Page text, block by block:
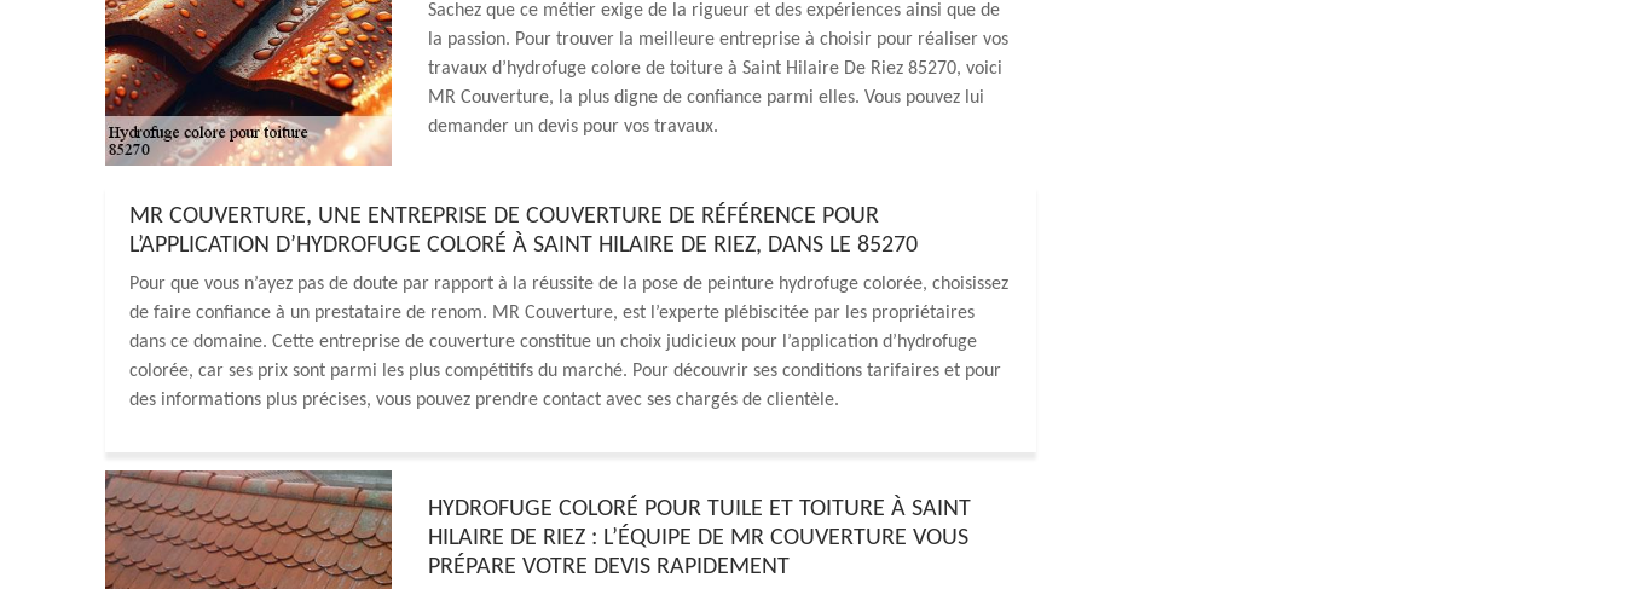
Sachez que ce métier exige de la rigueur et des expériences ainsi que de
la passion. Pour trouver la meilleure entreprise à choisir pour réaliser vos
travaux d’hydrofuge colore de toiture à Saint Hilaire De Riez 85270, voici
MR Couverture, la plus digne de confiance parmi elles. Vous pouvez lui
demander un devis pour vos travaux.
MR COUVERTURE, UNE ENTREPRISE DE COUVERTURE DE RÉFÉRENCE POUR
L’APPLICATION D’HYDROFUGE COLORÉ À SAINT HILAIRE DE RIEZ, DANS LE 85270
Pour que vous n’ayez pas de doute par rapport à la réussite de la pose de peinture hydrofuge colorée, choisissez
de faire confiance à un prestataire de renom. MR Couverture, est l’experte plébiscitée par les propriétaires
dans ce domaine. Cette entreprise de couverture constitue un choix judicieux pour l’application d’hydrofuge
colorée, car ses prix sont parmi les plus compétitifs du marché. Pour découvrir ses conditions tarifaires et pour
des informations plus précises, vous pouvez prendre contact avec ses chargés de clientèle.
HYDROFUGE COLORÉ POUR TUILE ET TOITURE À SAINT
HILAIRE DE RIEZ : L’ÉQUIPE DE MR COUVERTURE VOUS
PRÉPARE VOTRE DEVIS RAPIDEMENT